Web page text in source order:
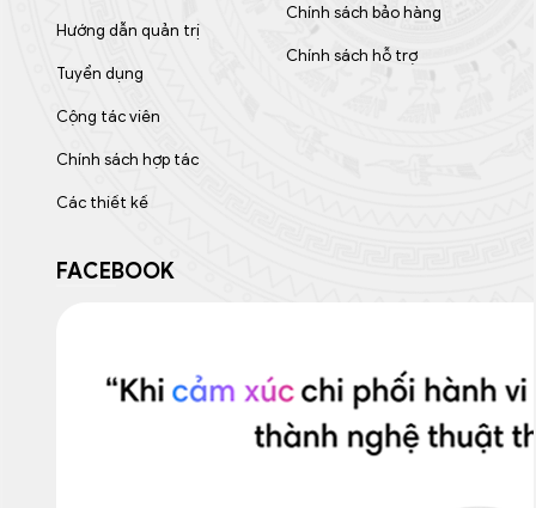
Hướng dẫn quản trị
Tuyển dụng
Cộng tác viên
Chính sách hợp tác
Các thiết kế
Chính sách bảo hàng
Chính sách hỗ trợ
FACEBOOK